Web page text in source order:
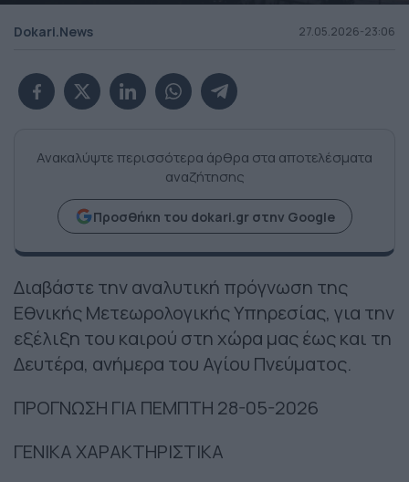
Dokari.News 27.05.2026-23:06
Ανακαλύψτε περισσότερα άρθρα στα αποτελέσματα
αναζήτησης
Προσθήκη του dokari.gr στην Google
Διαβάστε την αναλυτική πρόγνωση της
Εθνικής Μετεωρολογικής Υπηρεσίας, για την
εξέλιξη του καιρού στη χώρα μας έως και τη
Δευτέρα, ανήμερα του Αγίου Πνεύματος.
ΠΡΟΓΝΩΣΗ ΓΙΑ ΠΕΜΠΤΗ 28-05-2026
ΓΕΝΙΚΑ ΧΑΡΑΚΤΗΡΙΣΤΙΚΑ